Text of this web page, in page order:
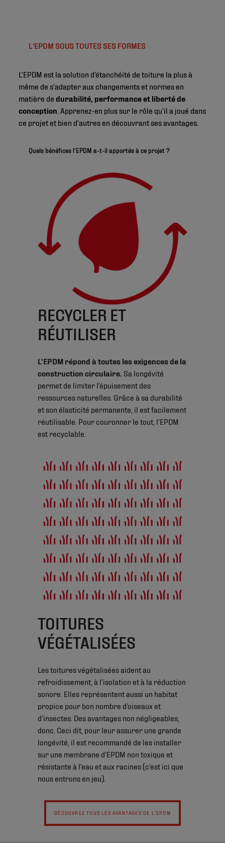
L’EPDM SOUS TOUTES SES FORMES
L’EPDM est la solution d’étanchéité de toiture la plus à
même de s’adapter aux changements et normes en
matière dedurabilité, performance et liberté de
conception . Apprenez-en plus sur le rôle qu’il a joué dans
ce projet et bien d’autres en découvrant ses avantages.
Quels bénéfices l’EPDM a-t-il apportés à ce projet ?
RECYCLER ET
RÉUTILISER
L’EPDM répond à toutes les exigences de la
construction circulaire. Sa longévité
permet de limiter l’épuisement des
ressources naturelles. Grâce à sa durabilité
et son élasticité permanente, il est facilement
réutilisable. Pour couronner le tout, l’EPDM
est recyclable.
TOITURES
VÉGÉTALISÉES
Les toitures végétalisées aident au
refroidissement, à l’isolation et à la réduction
sonore. Elles représentent aussi un habitat
propice pour bon nombre d’oiseaux et
d’insectes. Des avantages non négligeables,
donc. Ceci dit, pour leur assurer une grande
longévité, il est recommandé de les installer
sur une membrane d’EPDM non toxique et
résistante à l’eau et aux racines (c’est ici que
nous entrons en jeu).
DÉCOUVREZ TOUS LES AVANTAGES DE L'EPDM